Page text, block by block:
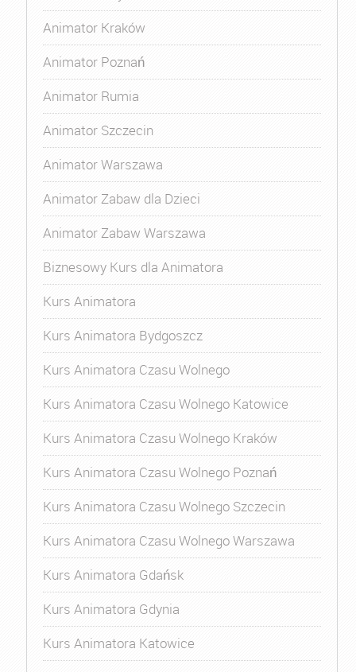
Animator Kraków
Animator Poznań
Animator Rumia
Animator Szczecin
Animator Warszawa
Animator Zabaw dla Dzieci
Animator Zabaw Warszawa
Biznesowy Kurs dla Animatora
Kurs Animatora
Kurs Animatora Bydgoszcz
Kurs Animatora Czasu Wolnego
Kurs Animatora Czasu Wolnego Katowice
Kurs Animatora Czasu Wolnego Kraków
Kurs Animatora Czasu Wolnego Poznań
Kurs Animatora Czasu Wolnego Szczecin
Kurs Animatora Czasu Wolnego Warszawa
Kurs Animatora Gdańsk
Kurs Animatora Gdynia
Kurs Animatora Katowice